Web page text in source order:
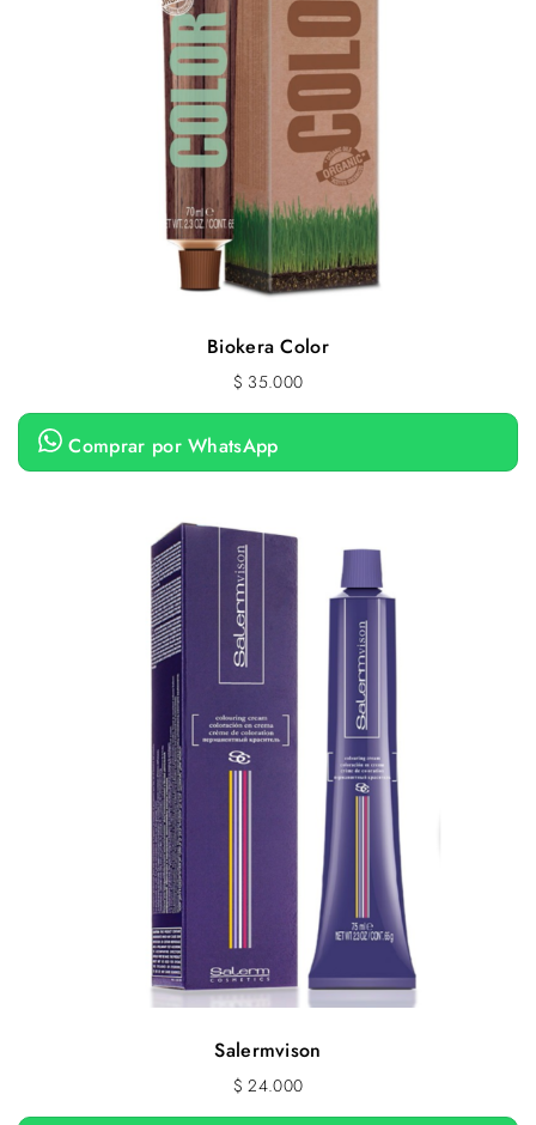
Biokera Color
$ 35.000
Comprar por WhatsApp
Salermvison
$ 24.000